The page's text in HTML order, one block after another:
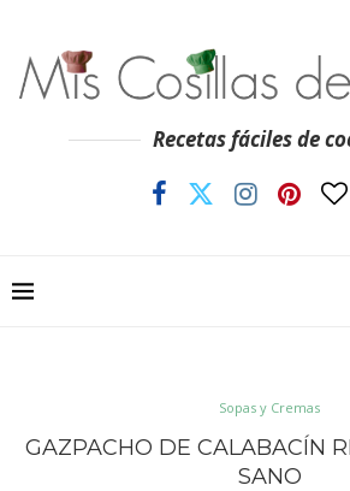
Recetas fáciles de
Sopas y Cremas
GAZPACHO DE CALABACÍN
SANO